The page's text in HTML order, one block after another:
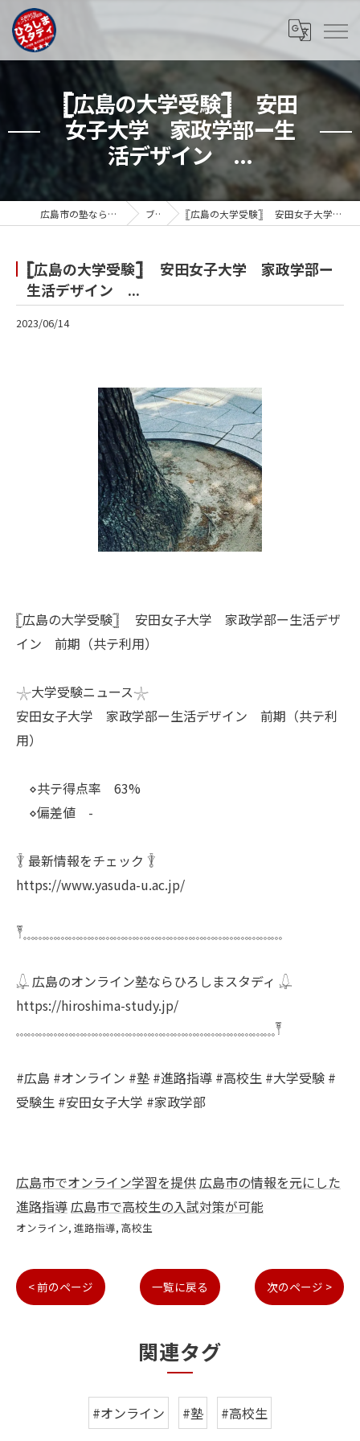
𓊈広島の大学受験𓊉 安田
女子大学 家政学部ー生
活デザイン ...
広島市の塾ならひろしまスタディ ブログ 𓊈広島の大学受験𓊉 安田女子大学 家政学部ー生活デザイン ...
𓊈広島の大学受験𓊉 安田女子大学 家政学部ー
生活デザイン ...
2023/06/14
𓊈広島の大学受験𓊉 安田女子大学 家政学部ー生活デザ
イン 前期（共テ利用）
𓇼大学受験ニュース𓇼
安田女子大学 家政学部ー生活デザイン 前期（共テ利
用）
⋄共テ得点率 63%
⋄偏差値 -
𓇊 最新情報をチェック 𓇊
https://www.yasuda-u.ac.jp/
𓏣𓈓𓈓𓈓𓈓𓈓𓈓𓈓𓈓𓈓𓈓𓈓𓈓𓈓𓈓𓈓𓈓𓈓𓈓𓈓𓈓𓈓𓈓𓈓
𓆮 広島のオンライン塾ならひろしまスタディ 𓆮
https://hiroshima-study.jp/
𓈓𓈓𓈓𓈓𓈓𓈓𓈓𓈓𓈓𓈓𓈓𓈓𓈓𓈓𓈓𓈓𓈓𓈓𓈓𓈓𓈓𓈓𓈓𓏣
#広島 #オンライン #塾 #進路指導 #高校生 #大学受験 #
受験生 #安田女子大学 #家政学部
広島市でオンライン学習を提供広島市の情報を元にした
進路指導広島市で高校生の入試対策が可能
オンライン 進路指導 高校生
< 前のページ 一覧に戻る 次のページ >
関連タグ
#オンライン #塾 #高校生